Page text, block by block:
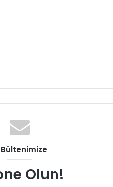
Bültenimize
Olun!